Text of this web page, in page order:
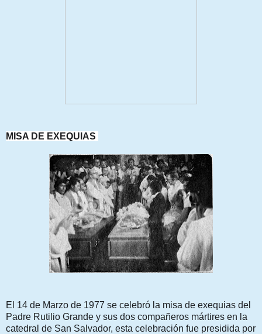
MISA DE EXEQUIAS
El 14 de Marzo de 1977 se celebró la misa de exequias del
Padre Rutilio Grande y sus dos compañeros mártires en la
catedral de San Salvador, esta celebración fue presidida por